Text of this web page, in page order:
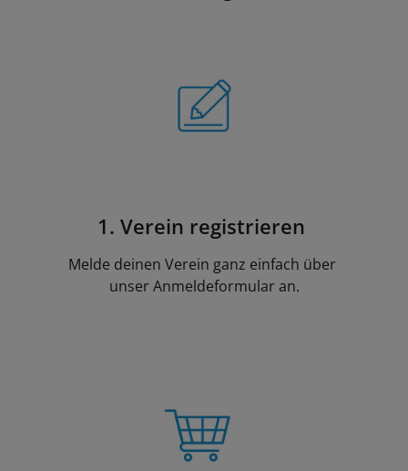
1. Verein registrieren
Melde deinen Verein ganz einfach über
unserAnmeldeformular an.